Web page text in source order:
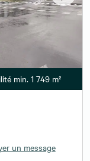
min. 1 749 m²
un message